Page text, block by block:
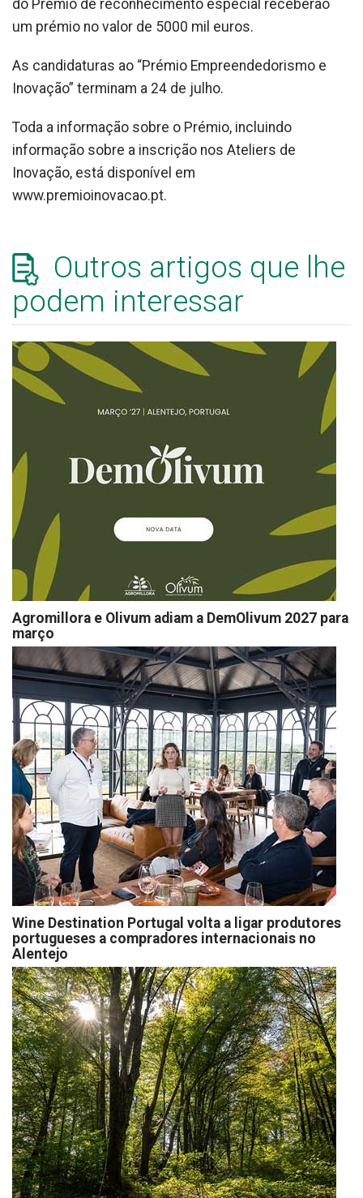
do Prémio de reconhecimento especial receberão
um prémio no valor de 5000 mil euros.
As candidaturas ao “Prémio Empreendedorismo e
Inovação” terminam a 24 de julho.
Toda a informação sobre o Prémio, incluindo
informação sobre a inscrição nos Ateliers de
Inovação, está disponível em
www.premioinovacao.pt.
Outros artigos que lhe
podem interessar
Agromillora e Olivum adiam a DemOlivum 2027 para
março
Wine Destination Portugal volta a ligar produtores
portugueses a compradores internacionais no
Alentejo